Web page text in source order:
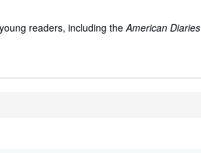
readers, including the American Diaries